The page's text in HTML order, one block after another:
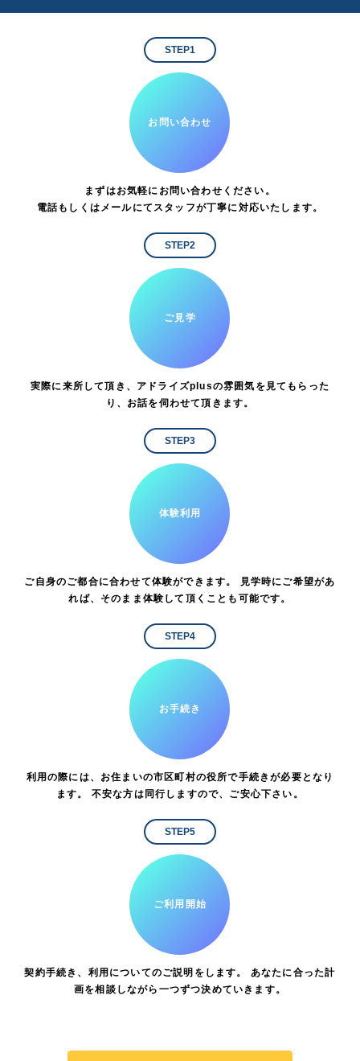
STEP1
お問い合わせ
まずはお気軽にお問い合わせください。
電話もしくはメールにてスタッフが丁寧に対応いたします。
STEP2
ご見学
実際に来所して頂き、アドライズplusの雰囲気を見てもらった
り、お話を伺わせて頂きます。
STEP3
体験利用
ご自身のご都合に合わせて体験ができます。 見学時にご希望があ
れば、そのまま体験して頂くことも可能です。
STEP4
お手続き
利用の際には、お住まいの市区町村の役所で手続きが必要となり
ます。 不安な方は同行しますので、ご安心下さい。
STEP5
ご利用開始
契約手続き、利用についてのご説明をします。 あなたに合った計
画を相談しながら一つずつ決めていきます。